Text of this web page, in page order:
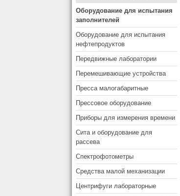
Оборудование для испытания
заполнителей
Оборудование для испытания
нефтепродуктов
Передвижные лаборатории
Перемешивающие устройства
Пресса малогабаритные
Прессовое оборудование
Приборы для измерения времени
Сита и оборудование для
рассева
Спектрофотометры
Средства малой механизации
Центрифуги лабораторные